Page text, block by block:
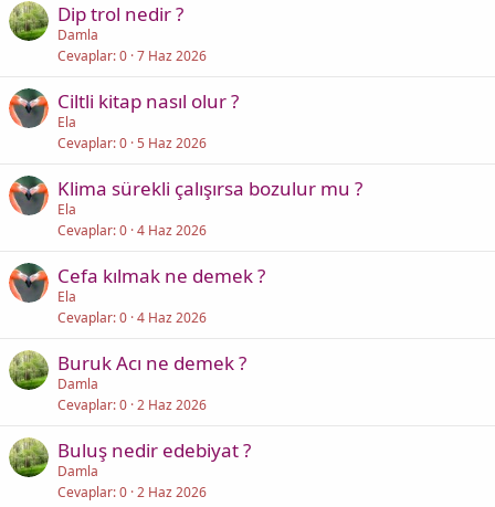
Dip trol nedir ?
Damla
Cevaplar 0 7 Haz 2026
Ciltli kitap nasıl olur ?
Ela
Cevaplar 0 5 Haz 2026
Klima sürekli çalışırsa bozulur mu ?
Ela
Cevaplar 0 4 Haz 2026
Cefa kılmak ne demek ?
Ela
Cevaplar 0 4 Haz 2026
Buruk Acı ne demek ?
Damla
Cevaplar 0 2 Haz 2026
Buluş nedir edebiyat ?
Damla
Cevaplar 0 2 Haz 2026